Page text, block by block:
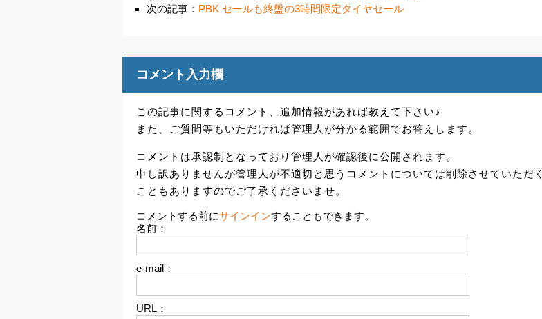
次の記事： PBK セールも終盤の3時間限定タイヤセール
コメント入力欄
この記事に関するコメント、追加情報があれば教えて下さい♪
また、ご質問等もいただければ管理人が分かる範囲でお答えします。
コメントは承認制となっており管理人が確認後に公開されます。
申し訳ありませんが管理人が不適切と思うコメントについては削除させていただく
こともありますのでご了承くださいませ。
コメントする前にサインインすることもできます。
名前：
e-mail：
URL：